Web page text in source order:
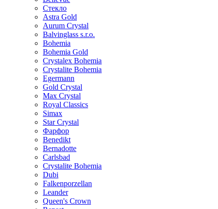
Стекло
Astra Gold
Aurum Crystal
Balvinglass s.r.o.
Bohemia
Bohemia Gold
Crystalex Bohemia
Crystalite Bohemia
Egermann
Gold Crystal
Max Crystal
Royal Classics
Simax
Star Crystal
Фарфор
Benedikt
Bernadotte
Carlsbad
Crystalite Bohemia
Dubi
Falkenporzellan
Leander
Queen's Crown